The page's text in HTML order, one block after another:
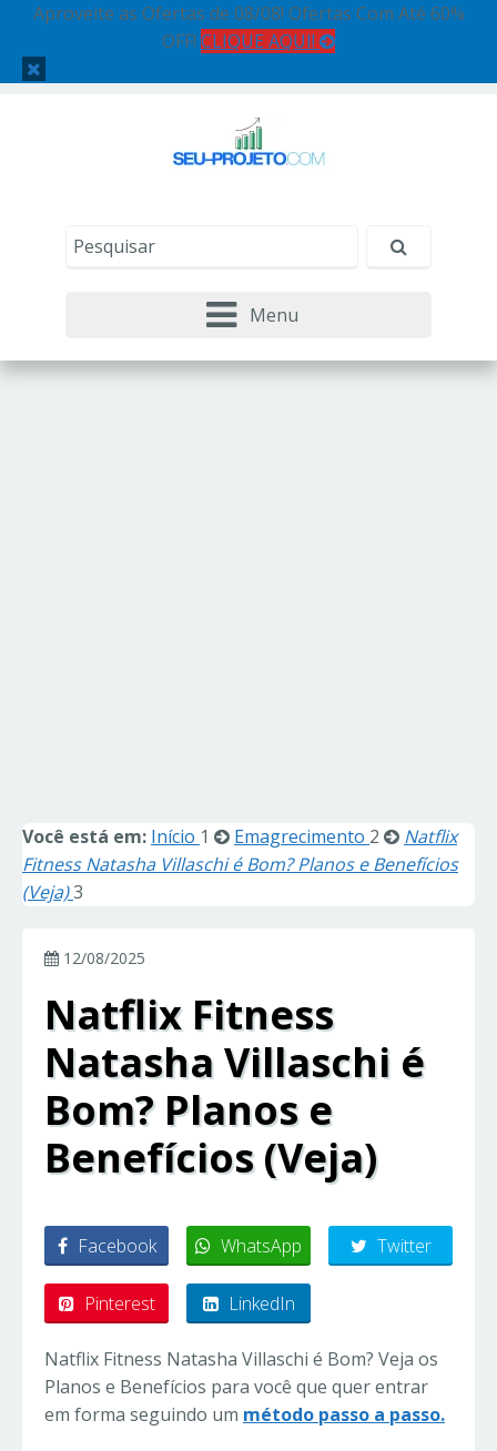
Aproveite as Ofertas de 08/08! Ofertas Com Até 60%
OFF! CLIQUE AQUI!
Menu
Você está em: Início 1 Emagrecimento 2
Natflix
Fitness Natasha Villaschi é Bom? Planos e Benefícios
(Veja)3
12/08/2025
Natflix Fitness
Natasha Villaschi é
Bom? Planos e
Benefícios (Veja)
Facebook WhatsApp Twitter
Pinterest LinkedIn
Natflix Fitness Natasha Villaschi é Bom? Veja os
Planos e Benefícios para você que quer entrar
em forma seguindo um método passo a passo.